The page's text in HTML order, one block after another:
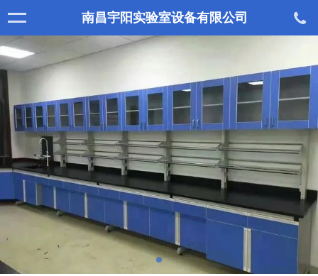
南昌宇阳实验室设备有限公司